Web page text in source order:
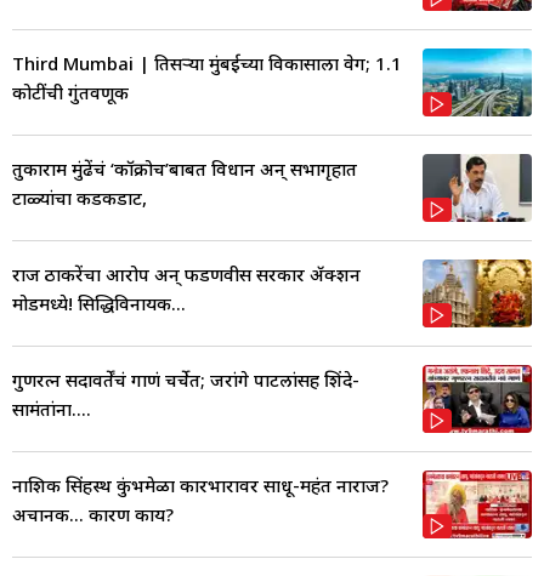
Third Mumbai | तिसऱ्या मुंबईच्या विकासाला वेग; 1.1
कोटींची गुंतवणूक
तुकाराम मुंढेंचं ‘कॉक्रोच’बाबत विधान अन् सभागृहात
टाळ्यांचा कडकडाट,
राज ठाकरेंचा आरोप अन् फडणवीस सरकार ॲक्शन
मोडमध्ये! सिद्धिविनायक...
गुणरत्न सदावर्तेंचं गाणं चर्चेत; जरांगे पाटलांसह शिंदे-
सामंतांना....
नाशिक सिंहस्थ कुंभमेळा कारभारावर साधू-महंत नाराज?
अचानक... कारण काय?